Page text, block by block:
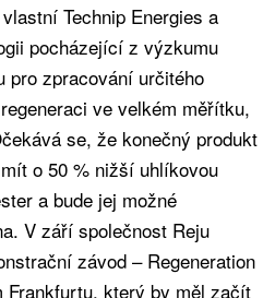
Technip Energies a
pocházející z výzkumu
zpracování určitého
ve velkém měřítku,
se, že konečný produkt
o 50 % nižší uhlíkovou
a bude jej možné
V září společnost Reju
závod – Regeneration
Frankfurtu, který by měl začít